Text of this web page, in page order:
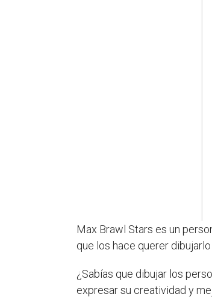
Max Brawl Stars es un
que los hace querer dibujarlo
¿Sabías que dibujar los
expresar su creatividad y